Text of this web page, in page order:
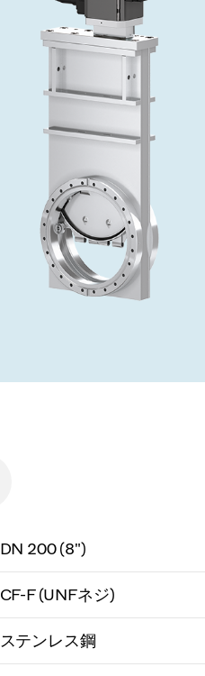
術を革新し
す。
圧力リリーフ／ベン
ガス封入弁
3ポジションバルブ
真空オールメタルバ
真空トランスファー
イオン注入
CVD
OLEDのインクジェ
サブファブシステム
真空乾燥
真空減菌
医薬品の凍結乾燥
研究分野
あなたのアプリケー
Analyst coverage
Contact for investors
News services
DN 200 (8")
CF-F (UNFネジ)
ステンレス鋼